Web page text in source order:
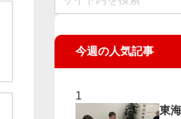
今週の人気記事
東